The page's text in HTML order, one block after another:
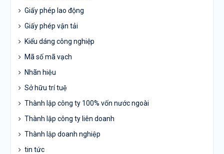
Giấy phép lao động
Giấy phép vận tải
Kiểu dáng công nghiệp
Mã số mã vạch
Nhãn hiệu
Sở hữu trí tuệ
Thành lập công ty 100% vốn nước ngoài
Thành lập công ty liên doanh
Thành lập doanh nghiệp
tin tức